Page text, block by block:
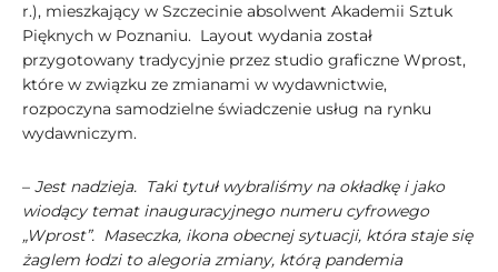
r.), mieszkający w Szczecinie absolwent Akademii Sztuk
Pięknych w Poznaniu. Layout wydania został
przygotowany tradycyjnie przez studio graficzne Wprost,
które w związku ze zmianami w wydawnictwie,
rozpoczyna samodzielne świadczenie usług na rynku
wydawniczym.
– Jest nadzieja. Taki tytuł wybraliśmy na okładkę i jako
wiodący temat inauguracyjnego numeru cyfrowego
„Wprost”. Maseczka, ikona obecnej sytuacji, która staje się
żaglem łodzi to alegoria zmiany, którą pandemia